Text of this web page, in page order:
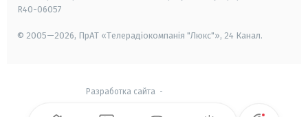
R40-06057
© 2005—2026, ПрАТ «Телерадіокомпанія "Люкс"», 24 Канал.
Разработка сайта -